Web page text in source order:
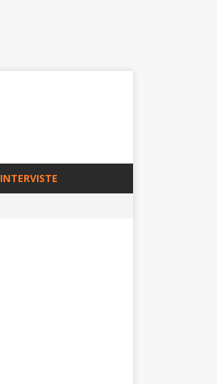
INTERVISTE